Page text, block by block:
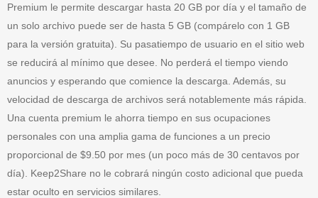
Premium le permite descargar hasta 20 GB por día y el tamaño de
un solo archivo puede ser de hasta 5 GB (compárelo con 1 GB
para la versión gratuita). Su pasatiempo de usuario en el sitio web
se reducirá al mínimo que desee. No perderá el tiempo viendo
anuncios y esperando que comience la descarga. Además, su
velocidad de descarga de archivos será notablemente más rápida.
Una cuenta premium le ahorra tiempo en sus ocupaciones
personales con una amplia gama de funciones a un precio
proporcional de $9.50 por mes (un poco más de 30 centavos por
día). Keep2Share no le cobrará ningún costo adicional que pueda
estar oculto en servicios similares.